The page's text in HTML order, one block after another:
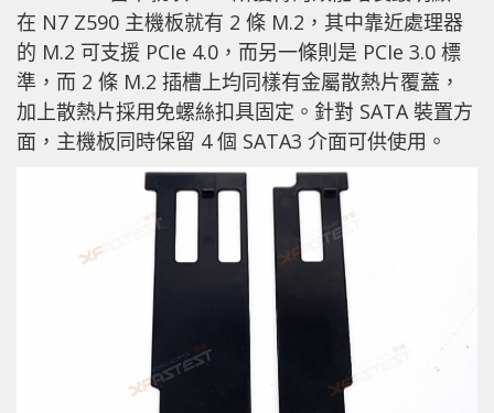
在 N7 Z590 主機板就有 2 條 M.2，其中靠近處理器
的 M.2 可支援 PCIe 4.0，而另一條則是 PCIe 3.0 標
準，而 2 條 M.2 插槽上均同樣有金屬散熱片覆蓋，
加上散熱片採用免螺絲扣具固定。針對 SATA 裝置方
面，主機板同時保留 4 個 SATA3 介面可供使用。